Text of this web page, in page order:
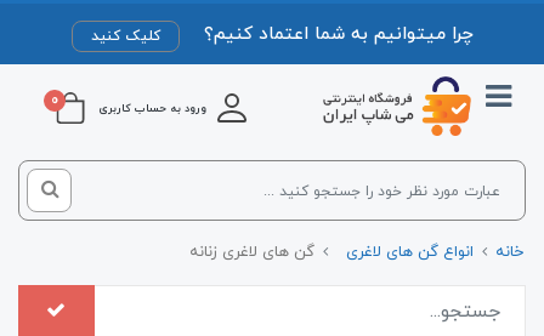
چرا میتوانیم به شما اعتماد کنیم؟ کلیک کنید
ورود به حساب کاربری 0
خانه انواع گن های لاغری گن های لاغری زنانه